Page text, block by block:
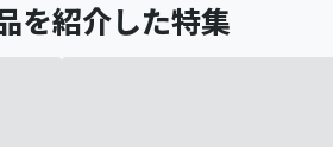
を紹介した特集